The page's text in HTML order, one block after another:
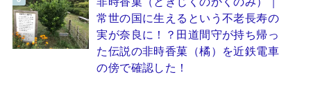
常世の国に生えるという不老長寿の
実が奈良に！？田道間守が持ち帰っ
た伝説の非時香菓（橘）を近鉄電車
の傍で確認した！